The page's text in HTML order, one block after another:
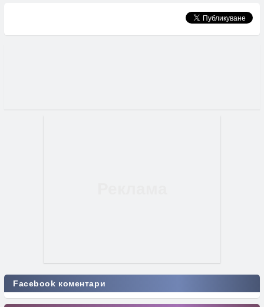
Facebook коментари